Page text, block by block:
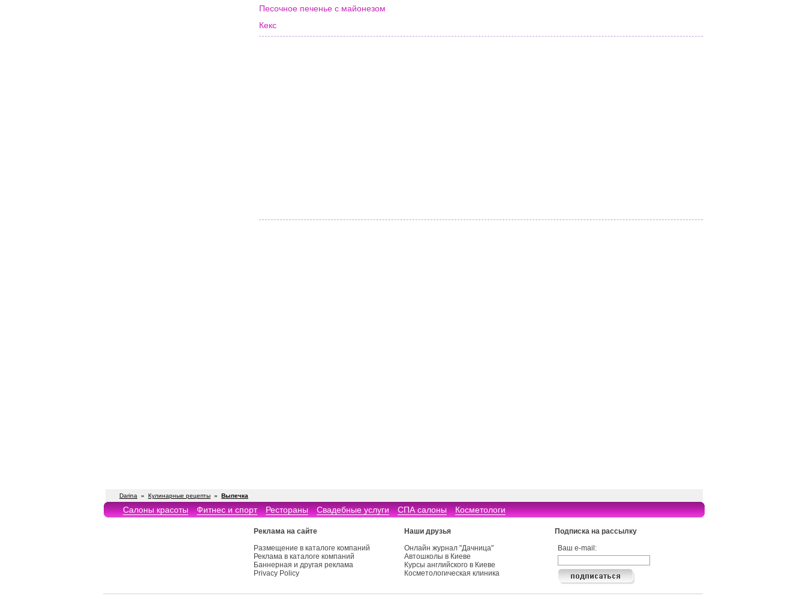
Песочное печенье с майонезом
Кекс
Darina » Кулинарные рецепты » Выпечка
Салоны красоты Фитнес и спорт Рестораны Свадебные услуги СПА салоны Косметологи
Реклама на сайте
Размещение в каталоге компаний
Реклама в каталоге компаний
Баннерная и другая реклама
Privacy Policy
Наши друзья
Онлайн журнал "Дачница"
Автошколы в Киеве
Курсы английского в Киеве
Косметологическая клиника
Подписка на рассылку
Ваш e-mail: